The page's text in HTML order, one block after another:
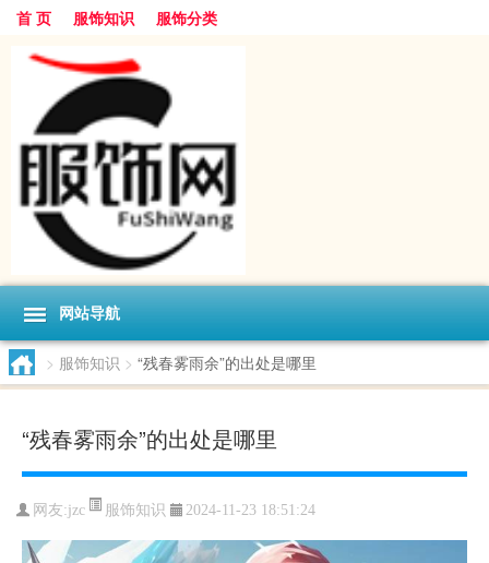
首 页 服饰知识 服饰分类
网站导航
> 服饰知识 > “残春雾雨余”的出处是哪里
“残春雾雨余”的出处是哪里
网友:jzc 服饰知识 2024-11-23 18:51:24